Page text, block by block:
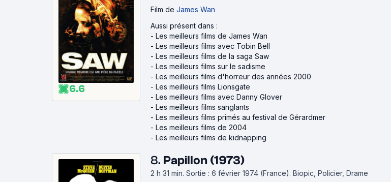
6.6
Film de James Wan
Aussi présent dans :
- Les meilleurs films de James Wan
- Les meilleurs films avec Tobin Bell
- Les meilleurs films de la saga Saw
- Les meilleurs films sur le sadisme
- Les meilleurs films d'horreur des années 2000
- Les meilleurs films Lionsgate
- Les meilleurs films avec Danny Glover
- Les meilleurs films sanglants
- Les meilleurs films primés au festival de Gérardmer
- Les meilleurs films de 2004
- Les meilleurs films de kidnapping
8. Papillon (1973)
2 h 31 min. Sortie : 6 février 1974 (France). Biopic, Policier, Drame